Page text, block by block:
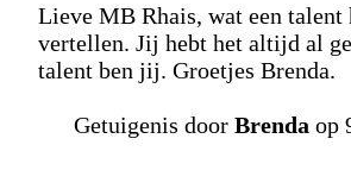
Lieve MB Rhais, wat een
vertellen. Jij hebt het altijd al
talent ben jij. Groetjes Brenda.
Getuigenis door Brenda op